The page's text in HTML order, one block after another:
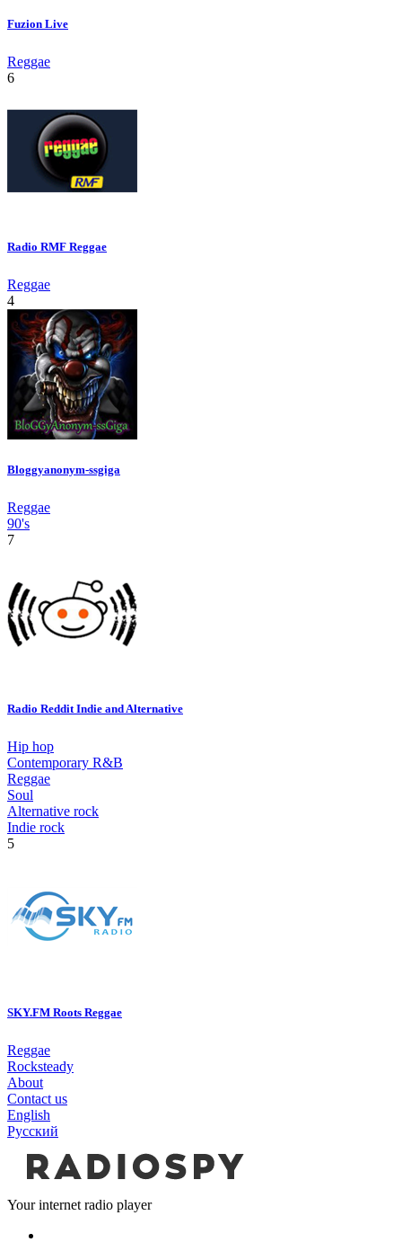
Fuzion Live
Reggae
6
Radio RMF Reggae
Reggae
4
Bloggyanonym-ssgiga
Reggae
90's
7
Radio Reddit Indie and Alternative
Hip hop
Contemporary R&B
Reggae
Soul
Alternative rock
Indie rock
5
SKY.FM Roots Reggae
Reggae
Rocksteady
About
Contact us
English
Русский
Your internet radio player